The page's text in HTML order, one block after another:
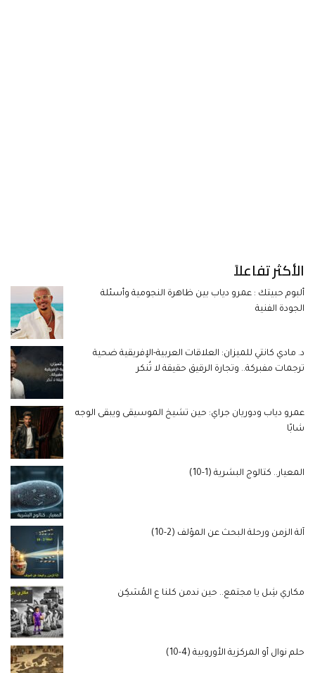
الأكثر تفاعلاً
ألبوم حبيتك : عمرو دياب بين ظاهرة النجومية وأسئلة
الجودة الفنية
د. مادي كانتي للميزان: العلاقات العربية-الإفريقية ضحية
ترجمات مفبركة.. وتجارة الرقيق حقيقة لا تُنكر
عمرو دياب ودوريان جراي: حين تشيخ الموسيقى ويبقى الوجه
شابًا
المعيار.. كتالوج البشرية (1-10)
آلة الزمن ورحلة البحث عن المؤلف (2-10)
مكاري شِل يا مجتمع.. حين ندمن كلنا ع المُسَكِن
حلم نوال أو المركزية الأوروبية (4-10)